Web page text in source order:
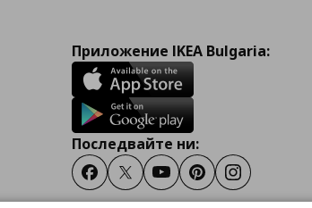
Приложение IKEA Bulgaria:
Последвайте ни:
FacebookTwitterYoutubePinterestInstagram